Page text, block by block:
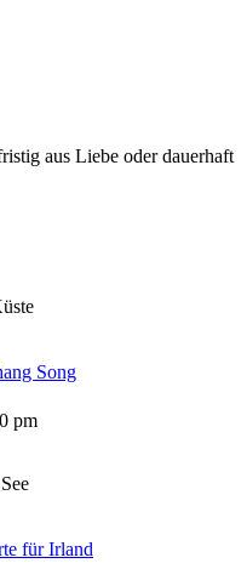
aus Liebe oder dauerhaft
Song
pm
für Irland